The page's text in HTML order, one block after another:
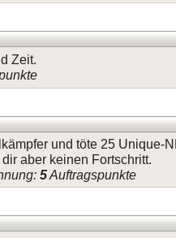
Zeit.
und töte 25 Unique-
aber keinen Fortschritt.
5Auftragspunkte